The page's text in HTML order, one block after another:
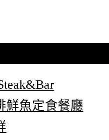
鮮魚定食餐廳